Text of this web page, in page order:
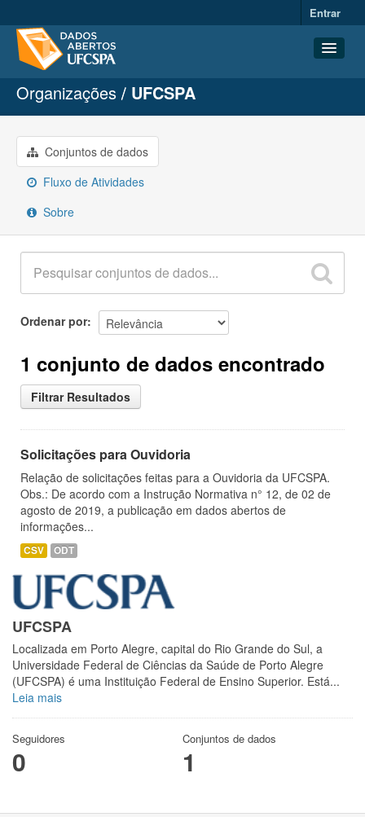
Entrar
Conjuntos de dados
Organizações
Grupos
Sobre
Organizações UFCSPA
Conjuntos de dados
Fluxo de Atividades
Sobre
Ordenar por
1 conjunto de dados encontrado
Filtrar Resultados
Solicitações para Ouvidoria
Relação de solicitações feitas para a Ouvidoria da UFCSPA.
Obs.: De acordo com a Instrução Normativa n° 12, de 02 de
agosto de 2019, a publicação em dados abertos de
informações...
CSV ODT
UFCSPA
Localizada em Porto Alegre, capital do Rio Grande do Sul, a
Universidade Federal de Ciências da Saúde de Porto Alegre
(UFCSPA) é uma Instituição Federal de Ensino Superior. Está...
Leia mais
Seguidores
0
Conjuntos de dados
1